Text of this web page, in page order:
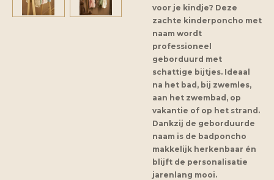
voor je kindje? Deze
zachte kinderponcho met
naam wordt
professioneel
geborduurd met
schattige bijtjes. Ideaal
na het bad, bij zwemles,
aan het zwembad, op
vakantie of op het strand.
Dankzij de geborduurde
naam is de badponcho
makkelijk herkenbaar én
blijft de personalisatie
jarenlang mooi.